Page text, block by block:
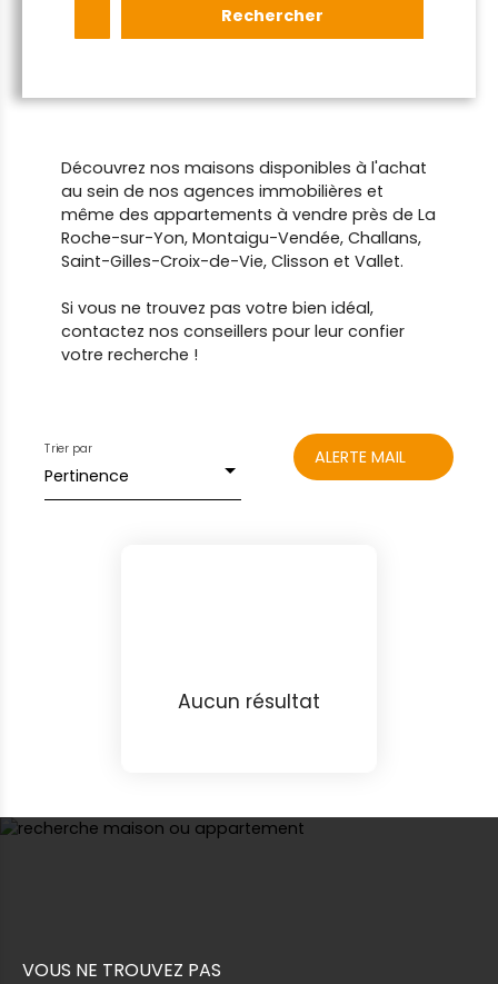
Rechercher
Découvrez nos maisons disponibles à l'achat
au sein de nos agences immobilières et
même des appartements à vendre près de La
Roche-sur-Yon, Montaigu-Vendée, Challans,
Saint-Gilles-Croix-de-Vie, Clisson et Vallet.
Si vous ne trouvez pas votre bien idéal,
contactez nos conseillers pour leur confier
votre recherche !
Pertinence
Trier par ALERTE MAIL
Aucun résultat
VOUS NE TROUVEZ PAS